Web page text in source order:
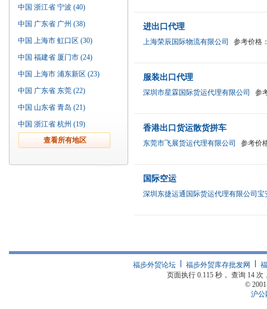
中国 浙江省 宁波 (40)
中国 广东省 广州 (38)
中国 上海市 虹口区 (30)
中国 福建省 厦门市 (24)
中国 上海市 浦东新区 (23)
中国 广东省 东莞 (22)
中国 山东省 青岛 (21)
中国 浙江省 杭州 (19)
进出口代理
上海荣辰国际物流有限公司 参考价格
服装出口代理
深圳市星霖国际货运代理有限公司 参
香港出口货运散货拼车
东莞市飞展货运代理有限公司 参考价
国际空运
深圳东捷运通国际货运代理有限公司宝
福步外贸论坛 福步外贸库存批发网
页面执行 0.115 秒， 查询 14
©
沪公